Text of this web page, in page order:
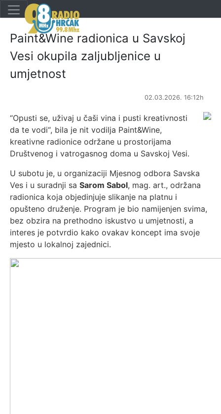
Paint&Wine radionica u Savskoj
Vesi okupila zaljubljenice u
umjetnost
02.03.2026. 16:12h
“Opusti se, uživaj u čaši vina i pusti kreativnosti
da te vodi“, bila je nit vodilja Paint&Wine,
kreativne radionice održane u prostorijama
Društvenog i vatrogasnog doma u Savskoj Vesi.
U subotu je, u organizaciji Mjesnog odbora Savska
Ves i u suradnji sa Sarom Sabol, mag. art., održana
radionica koja objedinjuje slikanje na platnu i
opušteno druženje. Program je bio namijenjen svima,
bez obzira na prethodno iskustvo u umjetnosti, a
interes je potvrdio kako ovakav koncept ima svoje
mjesto u lokalnoj zajednici.